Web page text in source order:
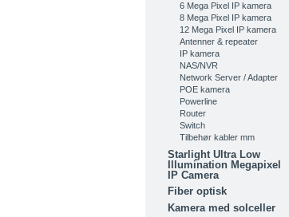
6 Mega Pixel IP kamera
8 Mega Pixel IP kamera
12 Mega Pixel IP kamera
Antenner & repeater
IP kamera
NAS/NVR
Network Server / Adapter
POE kamera
Powerline
Router
Switch
Tilbehør kabler mm
Starlight Ultra Low
Illumination Megapixel
IP Camera
Fiber optisk
Kamera med solceller